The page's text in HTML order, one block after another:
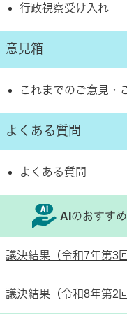
行政視察受け入れ
意見箱
これまでのご意見・
よくある質問
よくある質問
AIのおすす
議決結果（令和7年第3
議決結果（令和8年第2